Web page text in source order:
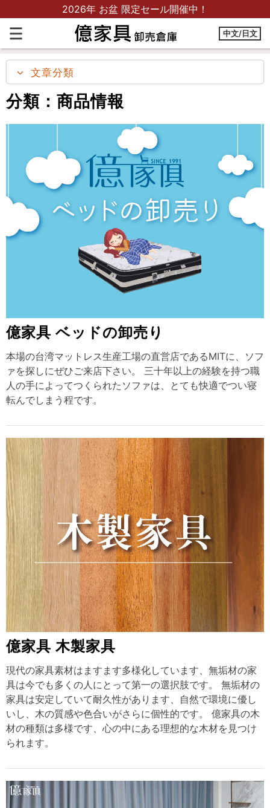
2026年 お盆 限定セール開催中！
中文/日文
ホームページ
まとめ記事
文章分類
分類：商品情報
億家具 ベッドの卸売り
本場の台湾マットレス生産工場の直営店であるMITに、ソフ
ァを探しにぜひご来店下さい。 三十年以上の経験を持つ職
人の手によってつくられたソファは、とても快適でつい寝
転んでしまう程です。
億家具 木製家具
現代の家具素材はますます多様化しています、無垢材の家
具は今でも多くの人にとって第一の選択肢です。 無垢材の
家具は安定していて耐久性があります、自然で環境に優し
いし、木の質感や色合いがさらに個性的です。 億家具の木
材の種類は多様です、心の中にある理想的な木材を見つけ
られます。